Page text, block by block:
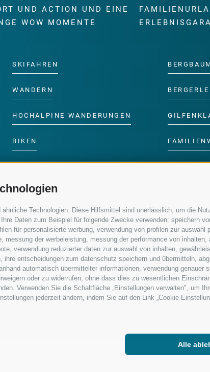
ähnliche Technologien. Diese Hilfsmittel sind unerlässlich, um die
Daten zum Beispiel für folgende Zwecke verwenden: speichern
für personalisierte werbung, verwendung von profilen zur
messung der werbeleistung, messung der performance von
verwendung reduzierter daten zur auswahl von inhalten,
entscheidungen zum datenschutz speichern und übermitteln,
automatisch übermittelter informationen, verwendung
oder zu widerrufen, ohne dass dies zu wesentlichen
Verwenden Sie die Schaltfläche „Einstellungen verwalten", um
jederzeit ändern, indem Sie auf den Link „Cookie-
Alle
UND ACTION UND EINE
WOW MOMENTE
SKIFAHREN
WANDERN
HOCHALPINE WANDERUNGEN
BIKEN
WASSER ERLEBEN